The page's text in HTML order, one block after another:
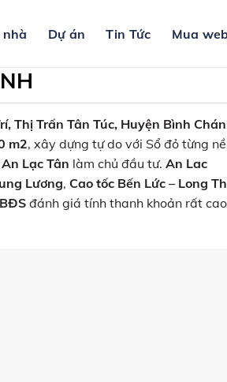
nhà Dự án Tin Tức Mua
Thị Trấn Tân Túc, Huyện Bình
m2, xây dựng tự do với Sổ đỏ từng
Lạc Tân làm chủ đầu tư. An Lac
Lương, Cao tốc Bến Lức – Long
BĐS đánh giá tính thanh khoản rất cao